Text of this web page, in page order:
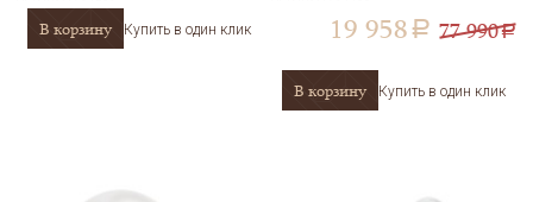
В корзину Купить в один клик 19 958 a 77 990a
В корзину Купить в один клик